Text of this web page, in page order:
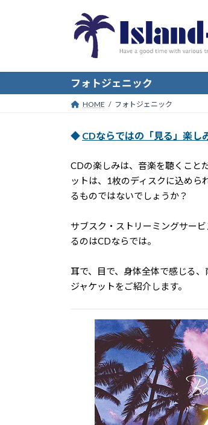
ス
ン
フォトジェニック
HOME フォトジェニック
◆ CDならではの「見る」楽し
CDの楽しみは、音楽を聴くこと
ットは、1枚のディスクに込めら
るものではないでしょうか？
サブスク・ストリーミングサー
るのはCDならでは。
耳で、目で、身体全体で感じる
ジャケットをご紹介します。